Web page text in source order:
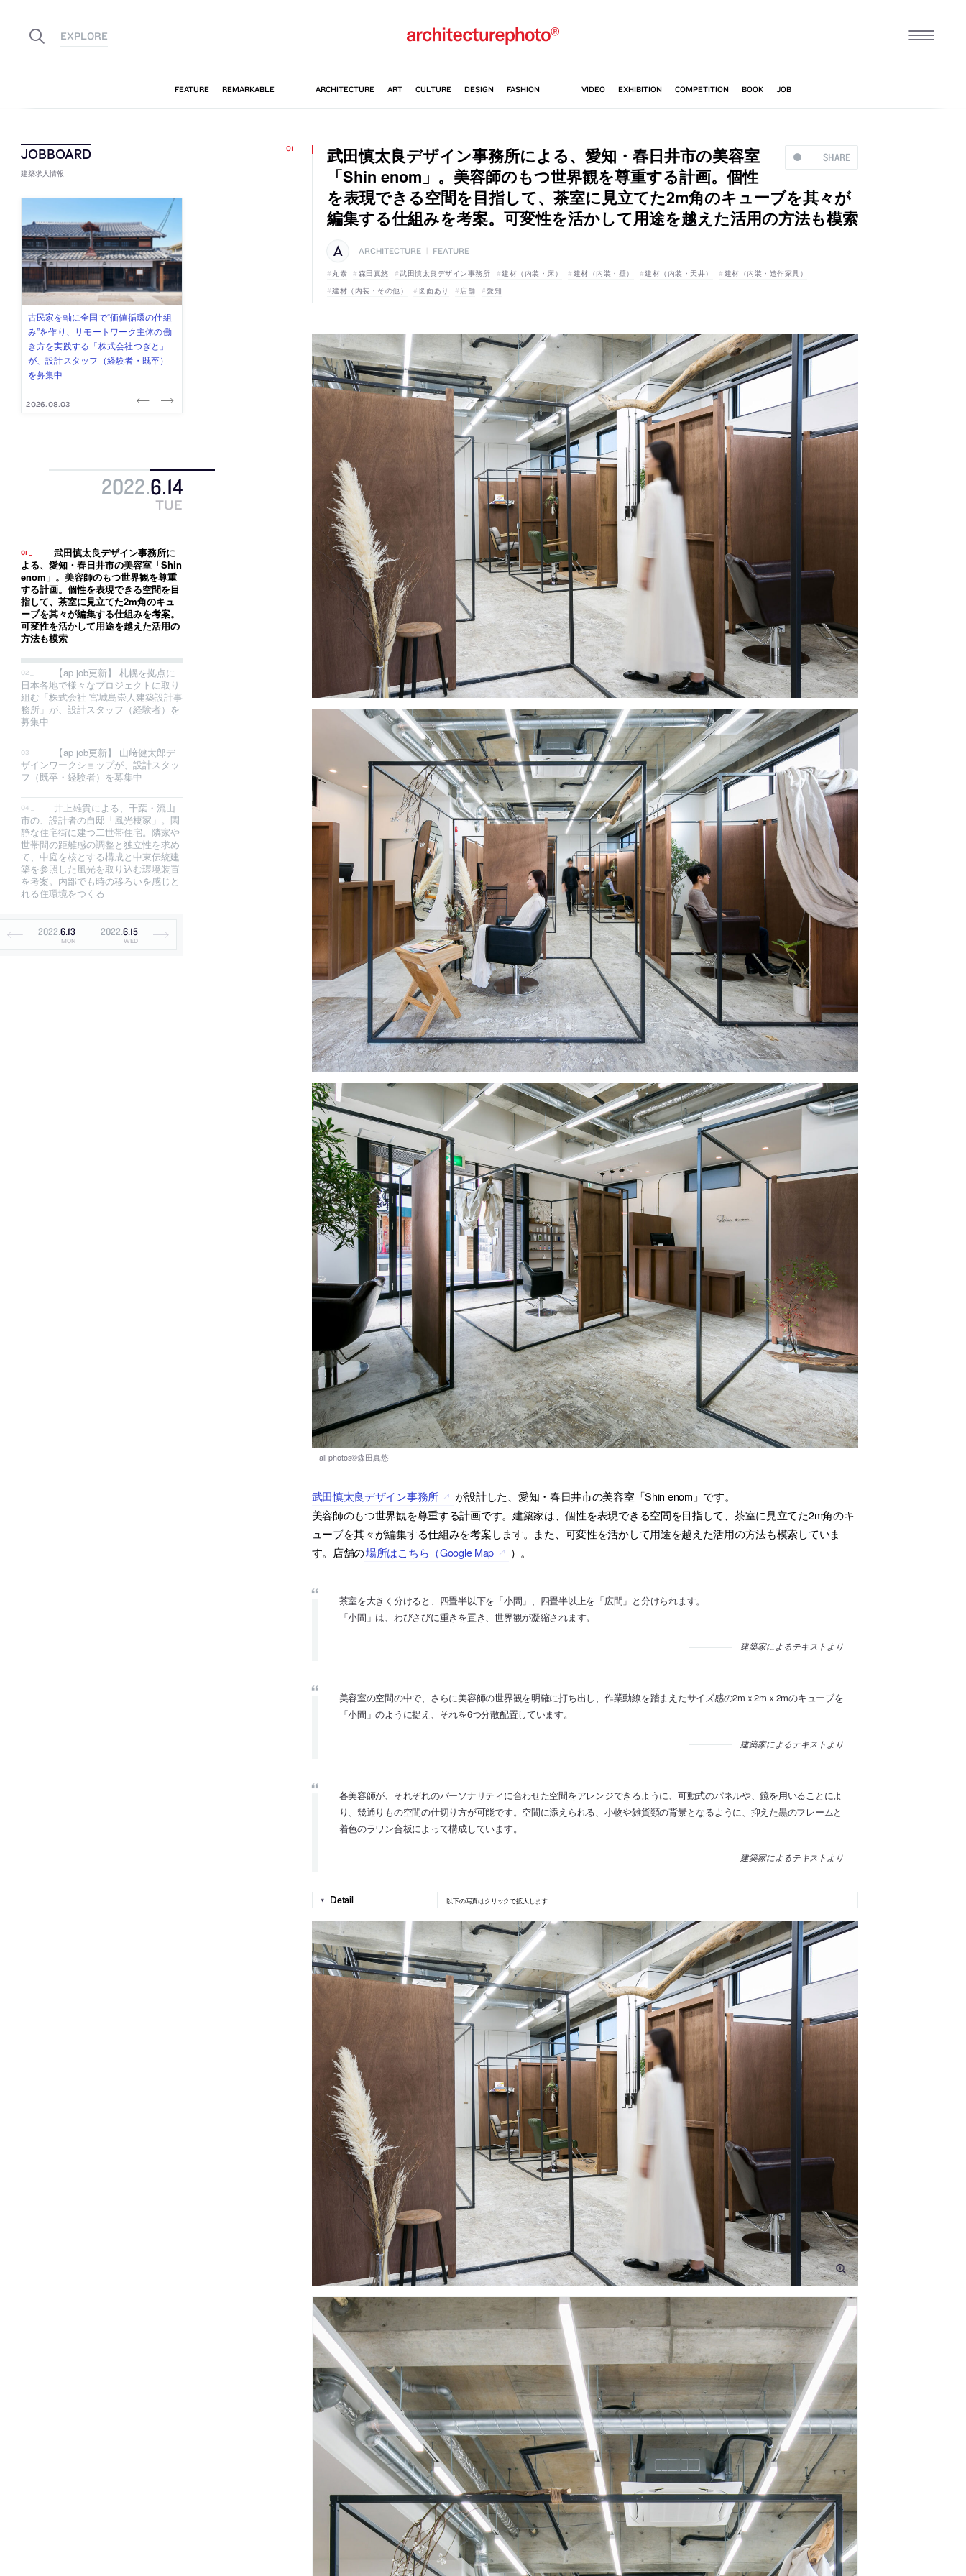
建築求人情報
古民家を軸に全国で“価値循環の仕組
み”を作り、リモートワーク主体の働
き方を実践する「株式会社つぎと」
が、設計スタッフ（経験者・既卒）
を募集中
2026.08.03
リノベる株式会社が、設計パートナ
ー (業務委託) を募集中
2026.08.03
社会への影響力のある建築を手掛
け、スタッフ同士で助け合う環境づ
くりも行う「E.A.S.T.architects」
が、設計スタッフ（経験者・既卒・
2027年新卒）を募集中
2026.07.31
代官山を拠点に活動する「梅澤竜也 /
ALA INC.」が、設計スタッフ・アル
バイト・事務職を募集中
2026.07.30
住宅や共同住宅などを手掛け、“合理
的でシンプルなデザイン”を志向する
「PANDA：山本浩三建築設計事務
所」が、設計スタッフ（経験者・既
卒・2027年新卒）を募集中
2026.07.29
2022.6.14
TUE
武田慎太良デザイン事務所に
よる、愛知・春日井市の美容室「Shin
enom」。美容師のもつ世界観を尊重
する計画。個性を表現できる空間を目
指して、茶室に見立てた2m角のキュ
ーブを其々が編集する仕組みを考案。
可変性を活かして用途を越えた活用の
方法も模索
【ap job更新】 札幌を拠点に
日本各地で様々なプロジェクトに取り
組む「株式会社 宮城島崇人建築設計事
務所」が、設計スタッフ（経験者）を
募集中
【ap job更新】 山﨑健太郎デ
ザインワークショップが、設計スタッ
フ（既卒・経験者）を募集中
井上雄貴による、千葉・流山
市の、設計者の自邸「風光棲家」。閑
静な住宅街に建つ二世帯住宅。隣家や
世帯間の距離感の調整と独立性を求め
て、中庭を核とする構成と中東伝統建
築を参照した風光を取り込む環境装置
を考案。内部でも時の移ろいを感じと
れる住環境をつくる
2022.6.13
MON
2022.6.15
WED
SHARE
武田慎太良デザイン事務所による、愛知・春日井市の美容室
「Shin enom」。美容師のもつ世界観を尊重する計画。個性
を表現できる空間を目指して、茶室に見立てた2m角のキューブを其々が
編集する仕組みを考案。可変性を活かして用途を越えた活用の方法も模索
ARCHITECTURE FEATURE
丸泰 森田真悠 武田慎太良デザイン事務所 建材（内装・床） 建材（内装・壁） 建材（内装・天井）
建材（内装・造作家具）
建材（内装・その他）
図面あり 店舗 愛知
武田慎太良デザイン事務所
が設計した、愛知・春日井市の美容室「Shin enom」です。
美容師のもつ世界観を尊重する計画です。建築家は、個性を表現できる空間を目指して、茶室に見立てた2m角のキ
ューブを其々が編集する仕組みを考案します。また、可変性を活かして用途を越えた活用の方法も模索していま
す。店舗の場所はこちら（Google Map ）。
茶室を大きく分けると、四畳半以下を「小間」、四畳半以上を「広間」と分けられます。
「小間」は、わびさびに重きを置き、世界観が凝縮されます。
建築家によるテキストより
美容室の空間の中で、さらに美容師の世界観を明確に打ち出し、作業動線を踏まえたサイズ感の2mｘ2mｘ2mのキューブを
「小間」のように捉え、それを6つ分散配置しています。
建築家によるテキストより
各美容師が、それぞれのパーソナリティに合わせた空間をアレンジできるように、可動式のパネルや、鏡を用いることによ
り、幾通りもの空間の仕切り方が可能です。空間に添えられる、小物や雑貨類の背景となるように、抑えた黒のフレームと
着色のラワン合板によって構成しています。
建築家によるテキストより
以下の写真はクリックで拡大します